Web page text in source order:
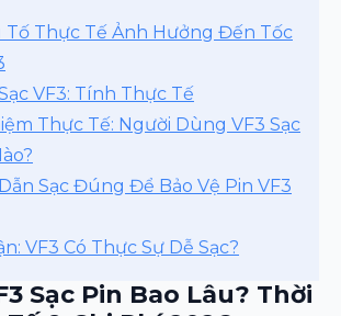
Tố Thực Tế Ảnh Hưởng Đến Tốc
VF3: Tính Thực Tế
Thực Tế: Người Dùng VF3 Sạc
Sạc Đúng Để Bảo Vệ Pin VF3
VF3 Có Thực Sự Dễ Sạc?
Sạc Pin Bao Lâu? Thời